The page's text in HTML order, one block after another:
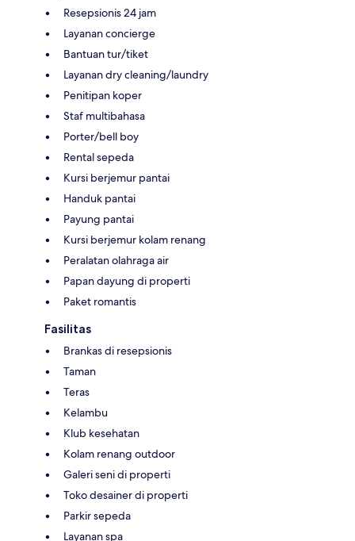
Resepsionis 24 jam
Layanan concierge
Bantuan tur/tiket
Layanan dry cleaning/laundry
Penitipan koper
Staf multibahasa
Porter/bell boy
Rental sepeda
Kursi berjemur pantai
Handuk pantai
Payung pantai
Kursi berjemur kolam renang
Peralatan olahraga air
Papan dayung di properti
Paket romantis
Fasilitas
Brankas di resepsionis
Taman
Teras
Kelambu
Klub kesehatan
Kolam renang outdoor
Galeri seni di properti
Toko desainer di properti
Parkir sepeda
Layanan spa